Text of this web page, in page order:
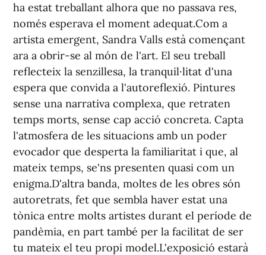
ha estat treballant alhora que no passava res,
només esperava el moment adequat.Com a
artista emergent, Sandra Valls està començant
ara a obrir-se al món de l'art. El seu treball
reflecteix la senzillesa, la tranquil·litat d'una
espera que convida a l'autoreflexió. Pintures
sense una narrativa complexa, que retraten
temps morts, sense cap acció concreta. Capta
l'atmosfera de les situacions amb un poder
evocador que desperta la familiaritat i que, al
mateix temps, se'ns presenten quasi com un
enigma.D'altra banda, moltes de les obres són
autoretrats, fet que sembla haver estat una
tònica entre molts artistes durant el període de
pandèmia, en part també per la facilitat de ser
tu mateix el teu propi model.L'exposició estarà